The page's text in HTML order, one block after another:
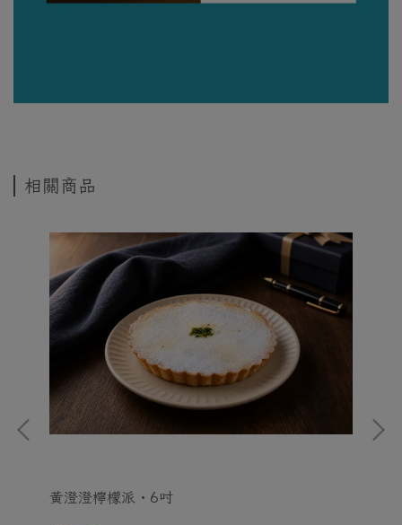
相關商品
黃澄澄檸檬派・6吋